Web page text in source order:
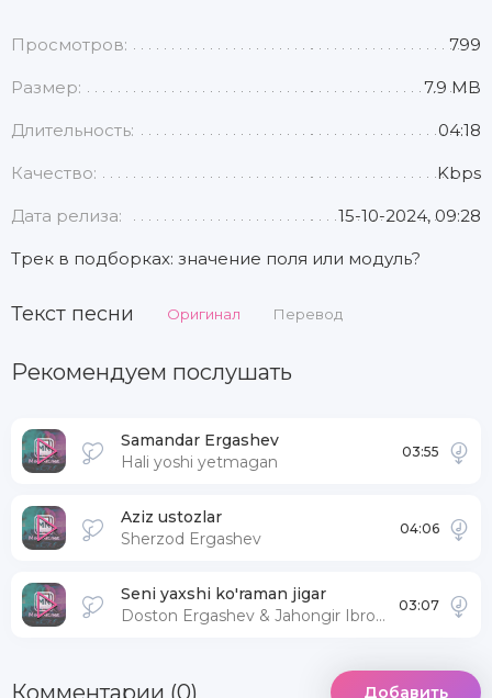
Просмотров: 799
Размер: 7.9 MB
Длительность: 04:18
Качество: Kbps
Дата релиза: 15-10-2024, 09:28
Трек в подборках: значение поля или модуль?
Текст песни Оригинал Перевод
Рекомендуем послушать
Samandar Ergashev
Hali yoshi yetmagan
03:55
Aziz ustozlar
Sherzod Ergashev
04:06
Seni yaxshi ko'raman jigar
Doston Ergashev & Jahongir Ibrohimov
03:07
Комментарии (0) Добавить